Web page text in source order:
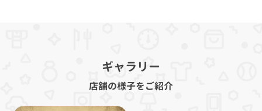
ギャラリー
店舗の様子をご紹介